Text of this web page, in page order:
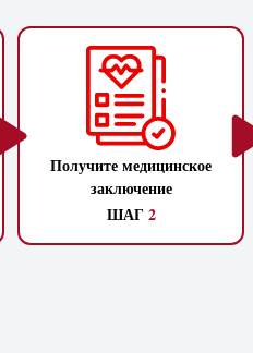
Получите медицинское
заключение
ШАГ2